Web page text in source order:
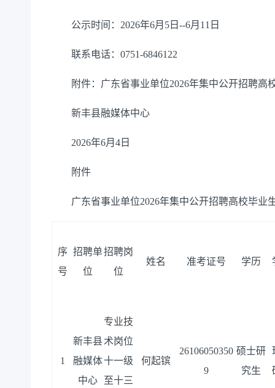
公示时间：2026年6月5日--6月11日
联系电话：0751-6846122
附件：广东省事业单位2026年集中公开招聘高
新丰县融媒体中心
2026年6月4日
附件
广东省事业单位2026年集中公开招聘高校毕业
序
号
招聘单
位
招聘岗
位
姓名 准考证号 学历
1
新丰县
融媒体
中心
专业技
术岗位
十一级
至十三
何起镔
26106050350
9
硕士研
究生